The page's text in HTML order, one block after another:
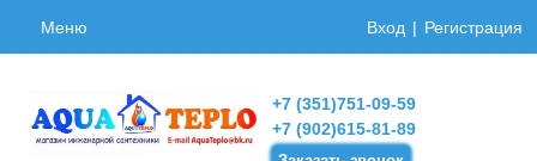
Меню Вход Регистрация
+7 (351)751-09-59
+7 (902)615-81-89